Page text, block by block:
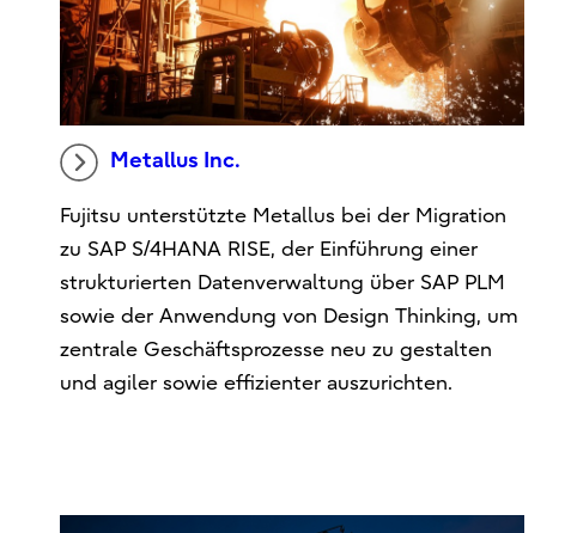
Metallus Inc.
Fujitsu unterstützte Metallus bei der Migration
zu SAP S/4HANA RISE, der Einführung einer
strukturierten Datenverwaltung über SAP PLM
sowie der Anwendung von Design Thinking, um
zentrale Geschäftsprozesse neu zu gestalten
und agiler sowie effizienter auszurichten.